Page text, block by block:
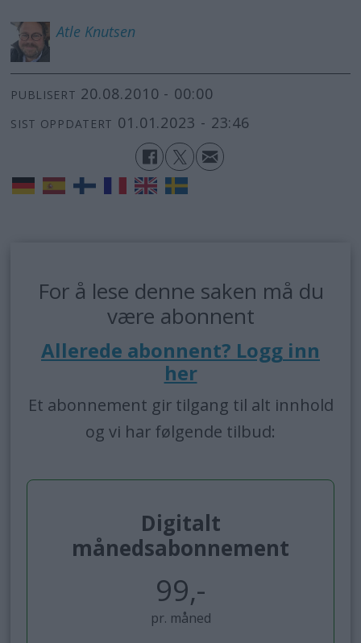
Atle Knutsen
PUBLISERT 20.08.2010 - 00:00
SIST OPPDATERT 01.01.2023 - 23:46
For å lese denne saken må du
være abonnent
Allerede abonnent? Logg inn
her
Et abonnement gir tilgang til alt innhold
og vi har følgende tilbud:
Digitalt
månedsabonnement
99,-
pr. måned